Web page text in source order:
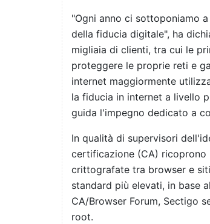
"Ogni anno ci sottoponiamo
della fiducia digitale", ha
migliaia di clienti, tra cui le
proteggere le proprie reti e
internet maggiormente
la fiducia in internet a livello
guida l'impegno dedicato a
In qualità di supervisori
certificazione (CA) ricoprono
crittografate tra browser e
standard più elevati, in base
CA/Browser Forum, Sectigo
root.